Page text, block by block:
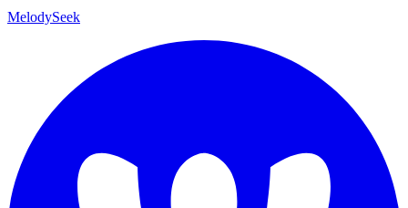
MelodySeek